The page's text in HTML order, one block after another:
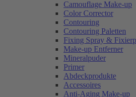
Camouflage Make-up
Color Corrector
Contouring
Contouring Paletten
Fixing Spray &
Make-up Entferner
Mineralpuder
Primer
Abdeckprodukte
Accessoires
Anti-Aging Make-up